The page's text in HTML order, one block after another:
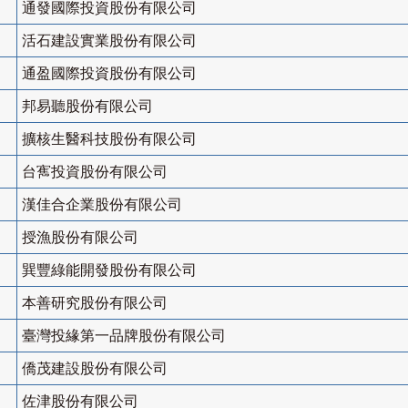
通發國際投資股份有限公司
活石建設實業股份有限公司
通盈國際投資股份有限公司
邦易聽股份有限公司
擴核生醫科技股份有限公司
台寯投資股份有限公司
漢佳合企業股份有限公司
授漁股份有限公司
巽豐綠能開發股份有限公司
本善研究股份有限公司
臺灣投緣第一品牌股份有限公司
僑茂建設股份有限公司
佐津股份有限公司